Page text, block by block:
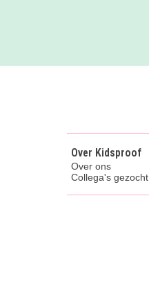
Over Kidsproof
Over ons
Collega's gezocht